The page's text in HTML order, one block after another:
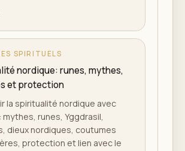
SPIRITUELS
nordique: runes, mythes,
et protection
la spiritualité nordique avec
runes, Yggdrasil,
dieux nordiques, coutumes
protection et lien avec le